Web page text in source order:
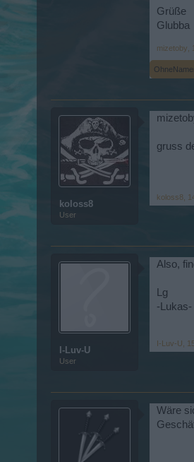
Grüße
Glubba
mizetoby
koloss8
User
gruss
koloss8
I-Luv-U
User
Also,
Lg
-Lukas-
I-Luv-U
Wäre